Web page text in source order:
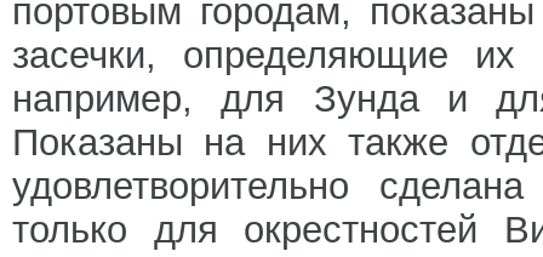
портовым городам,
засечки, определяющие их
например, для Зунда и
Показаны на них также
удовлетворительно
только для окрестностей